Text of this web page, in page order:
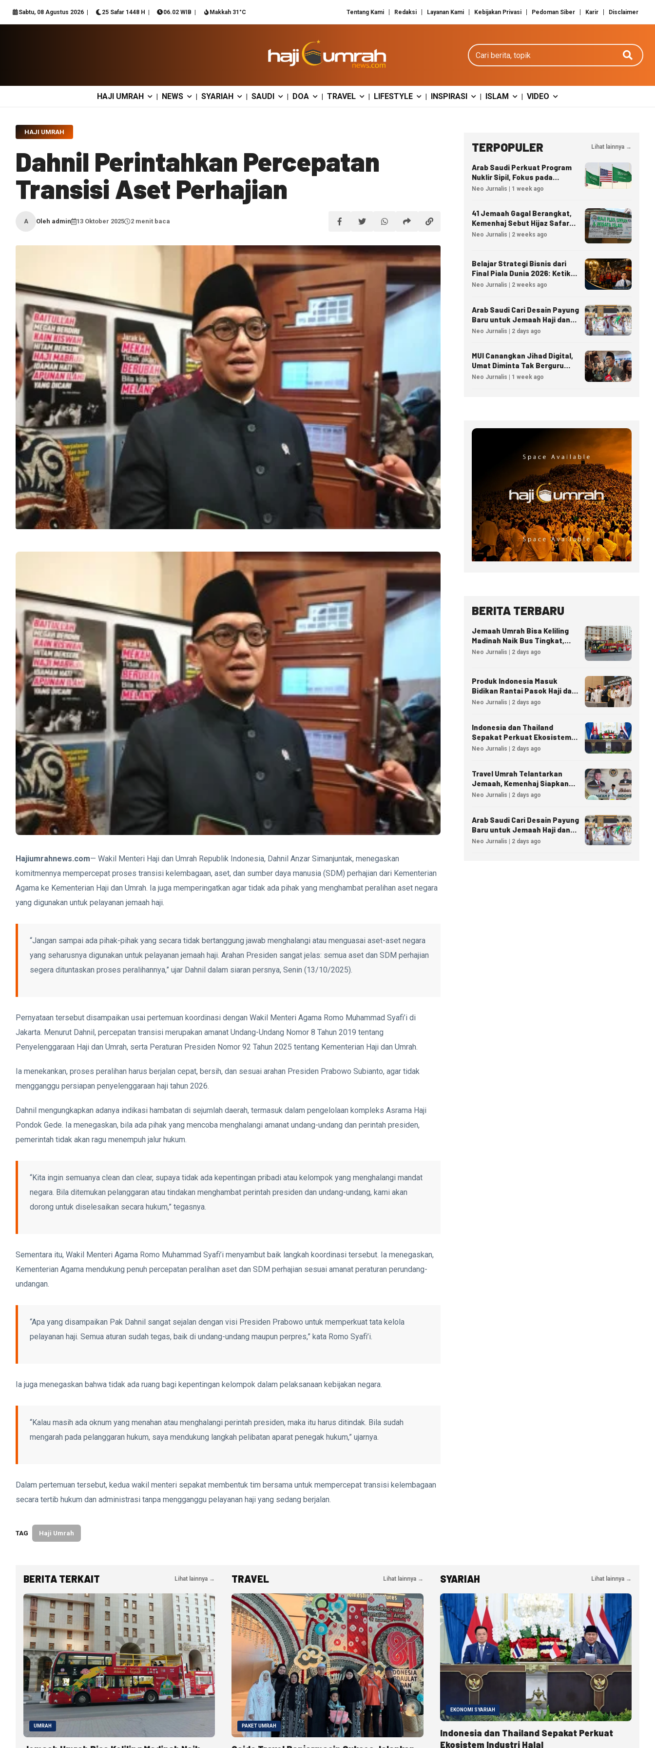
Sabtu, 08 Agustus 2026 25 Safar 1448 H 06.02 WIB Makkah 31°C Tentang Kami Redaksi Layanan Kami Kebijakan Privasi Pedoman Siber Karir Disclaimer
Cari berita
HAJI UMRAH | NEWS | SYARIAH | SAUDI | DOA | TRAVEL | LIFESTYLE | INSPIRASI | ISLAM | VIDEO
HAJI UMRAH
Dahnil Perintahkan Percepatan
Transisi Aset Perhajian
A Oleh admin 13 Oktober 2025 2 menit baca
Hajiumrahnews.com— Wakil Menteri Haji dan Umrah Republik Indonesia, Dahnil Anzar Simanjuntak, menegaskan
komitmennya mempercepat proses transisi kelembagaan, aset, dan sumber daya manusia (SDM) perhajian dari Kementerian
Agama ke Kementerian Haji dan Umrah. Ia juga memperingatkan agar tidak ada pihak yang menghambat peralihan aset negara
yang digunakan untuk pelayanan jemaah haji.
“Jangan sampai ada pihak-pihak yang secara tidak bertanggung jawab menghalangi atau menguasai aset-aset negara
yang seharusnya digunakan untuk pelayanan jemaah haji. Arahan Presiden sangat jelas: semua aset dan SDM perhajian
segera dituntaskan proses peralihannya,” ujar Dahnil dalam siaran persnya, Senin (13/10/2025).
Pernyataan tersebut disampaikan usai pertemuan koordinasi dengan Wakil Menteri Agama Romo Muhammad Syafi’i di
Jakarta. Menurut Dahnil, percepatan transisi merupakan amanat Undang-Undang Nomor 8 Tahun 2019 tentang
Penyelenggaraan Haji dan Umrah, serta Peraturan Presiden Nomor 92 Tahun 2025 tentang Kementerian Haji dan Umrah.
Ia menekankan, proses peralihan harus berjalan cepat, bersih, dan sesuai arahan Presiden Prabowo Subianto, agar tidak
mengganggu persiapan penyelenggaraan haji tahun 2026.
Dahnil mengungkapkan adanya indikasi hambatan di sejumlah daerah, termasuk dalam pengelolaan kompleks Asrama Haji
Pondok Gede. Ia menegaskan, bila ada pihak yang mencoba menghalangi amanat undang-undang dan perintah presiden,
pemerintah tidak akan ragu menempuh jalur hukum.
“Kita ingin semuanya clean dan clear, supaya tidak ada kepentingan pribadi atau kelompok yang menghalangi mandat
negara. Bila ditemukan pelanggaran atau tindakan menghambat perintah presiden dan undang-undang, kami akan
dorong untuk diselesaikan secara hukum,” tegasnya.
Sementara itu, Wakil Menteri Agama Romo Muhammad Syafi’i menyambut baik langkah koordinasi tersebut. Ia menegaskan,
Kementerian Agama mendukung penuh percepatan peralihan aset dan SDM perhajian sesuai amanat peraturan perundang-
undangan.
“Apa yang disampaikan Pak Dahnil sangat sejalan dengan visi Presiden Prabowo untuk memperkuat tata kelola
pelayanan haji. Semua aturan sudah tegas, baik di undang-undang maupun perpres,” kata Romo Syafi’i.
Ia juga menegaskan bahwa tidak ada ruang bagi kepentingan kelompok dalam pelaksanaan kebijakan negara.
“Kalau masih ada oknum yang menahan atau menghalangi perintah presiden, maka itu harus ditindak. Bila sudah
mengarah pada pelanggaran hukum, saya mendukung langkah pelibatan aparat penegak hukum,” ujarnya.
Dalam pertemuan tersebut, kedua wakil menteri sepakat membentuk tim bersama untuk mempercepat transisi kelembagaan
secara tertib hukum dan administrasi tanpa mengganggu pelayanan haji yang sedang berjalan.
TAG Haji Umrah
TERPOPULER Lihat lainnya →
Arab Saudi Perkuat Program
Nuklir Sipil, Fokus pada
Transfer Teknologi dan
Neo Jurnalis | 1 week ago
41 Jemaah Gagal Berangkat,
Kemenhaj Sebut Hijaz Safar
Tidak Masuk Daftar Resmi
Neo Jurnalis | 2 weeks ago
Belajar Strategi Bisnis dari
Final Piala Dunia 2026: Ketika
Taktik Sepak Bola Menjadi
Neo Jurnalis | 2 weeks ago
Arab Saudi Cari Desain Payung
Baru untuk Jemaah Haji dan
Umrah
Neo Jurnalis | 2 days ago
MUI Canangkan Jihad Digital,
Umat Diminta Tak Berguru
Agama Lewat AI
Neo Jurnalis | 1 week ago
BERITA TERBARU
Jemaah Umrah Bisa Keliling
Madinah Naik Bus Tingkat,
Tiket Mulai 40 Riyal
Neo Jurnalis | 2 days ago
Produk Indonesia Masuk
Bidikan Rantai Pasok Haji dan
Umrah Arab Saudi
Neo Jurnalis | 2 days ago
Indonesia dan Thailand
Sepakat Perkuat Ekosistem
Industri Halal
Neo Jurnalis | 2 days ago
Travel Umrah Telantarkan
Jemaah, Kemenhaj Siapkan
Sanksi Penutupan Izin hingga
Neo Jurnalis | 2 days ago
Arab Saudi Cari Desain Payung
Baru untuk Jemaah Haji dan
Umrah
Neo Jurnalis | 2 days ago
BERITA TERKAIT Lihat lainnya →
UMRAH
TRAVEL Lihat lainnya →
PAKET UMRAH
SYARIAH Lihat lainnya →
EKONOMI SYARIAH
Indonesia dan Thailand Sepakat Perkuat
Ekosistem Industri Halal